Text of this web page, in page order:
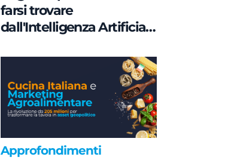
farsi trovare
dall'Intelligenza Artificiale
Governance e non di
parole chiave
Approfondimenti